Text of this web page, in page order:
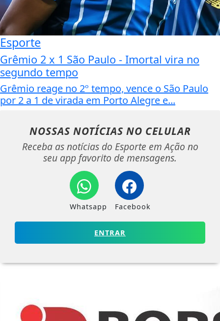
Esporte
Grêmio 2 x 1 São Paulo - Imortal vira no
segundo tempo
Grêmio reage no 2º tempo, vence o São Paulo
por 2 a 1 de virada em Porto Alegre e...
NOSSAS NOTÍCIAS NO CELULAR
Receba as notícias do Esporte em Ação no
seu app favorito de mensagens.
Whatsapp Facebook
ENTRAR